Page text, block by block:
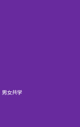
男女共学